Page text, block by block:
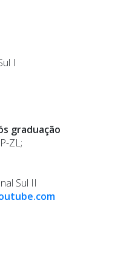
I
graduação
ZL;
Sul II